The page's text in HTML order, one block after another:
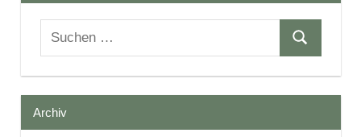
Suchen
Suchen
Archiv